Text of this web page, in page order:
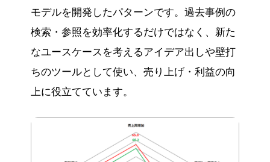
モデルを開発したパターンです。過去事例の
検索・参照を効率化するだけではなく、新た
なユースケースを考えるアイデア出しや壁打
ちのツールとして使い、売り上げ・利益の向
上に役立てています。